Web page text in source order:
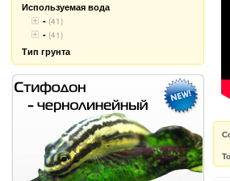
Используемая вода
- (41)
- (41)
Тип грунта